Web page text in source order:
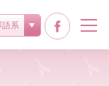
語系